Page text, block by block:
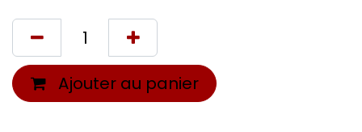
Ajouter au panier